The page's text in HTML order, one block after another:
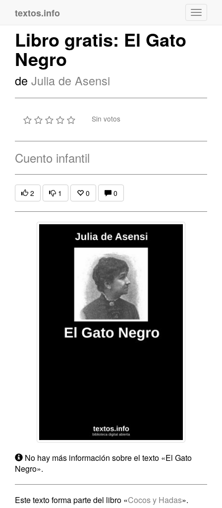
textos.info
Libro gratis: El Gato
Negro
de Julia de Asensi
Sin votos
Cuento infantil
2 1 0 0
No hay más información sobre el texto «El Gato
Negro».
Este texto forma parte del libro «Cocos y Hadas».